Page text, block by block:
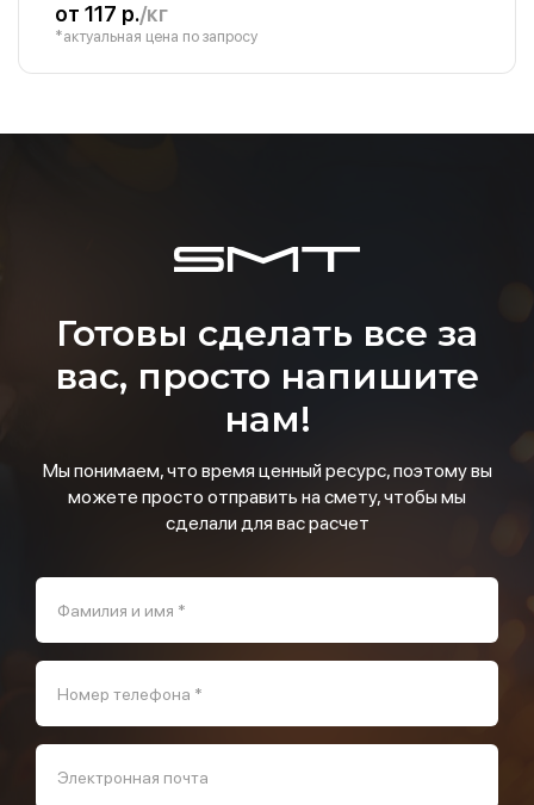
от 117 р./кг
*актуальная цена по запросу
Готовы сделать все за
вас, просто напишите
нам!
Мы понимаем, что время ценный ресурс, поэтому вы
можете просто отправить на смету, чтобы мы
сделали для вас расчет
Фамилия и имя *
Номер телефона *
Электронная почта